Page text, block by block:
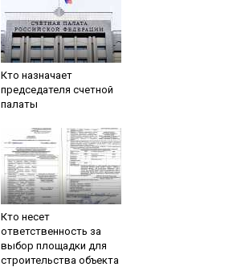
Кто назначает
председателя счетной
палаты
Кто несет
ответственность за
выбор площадки для
строительства объекта